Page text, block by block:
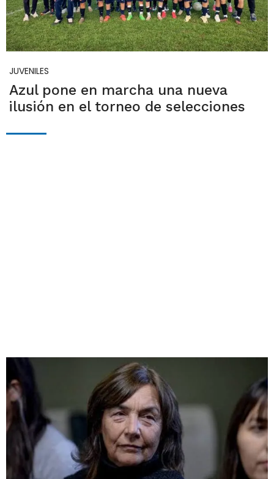
JUVENILES
Azul pone en marcha una nueva
ilusión en el torneo de selecciones